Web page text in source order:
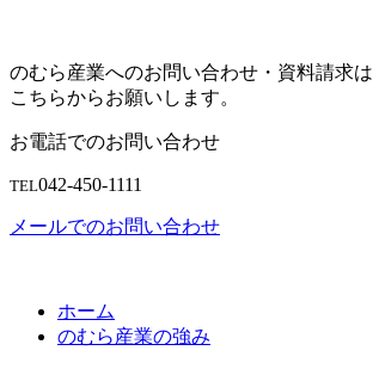
のむら産業へのお問い合わせ・資料請求は
こちらからお願いします。
お電話でのお問い合わせ
TEL042-450-1111
メールでのお問い合わせ
ホーム
のむら産業の強み